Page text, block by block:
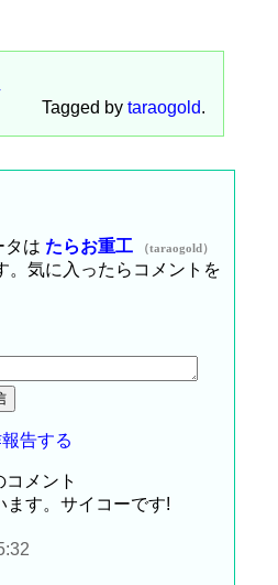
Tagged by taraogold.
タは たらお重工 （taraogold）
。気に入ったらコメントを
告する
コメント
ます。サイコーです!